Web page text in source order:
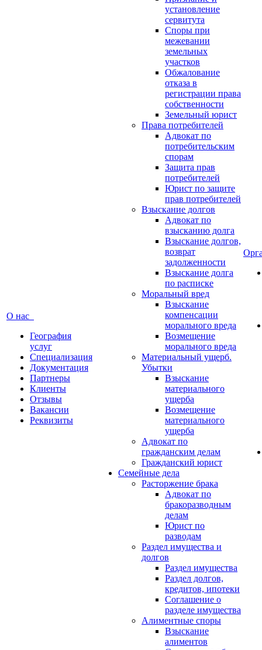
О нас
География
услуг
Специализация
Документация
Партнеры
Клиенты
Отзывы
Вакансии
Реквизиты
установление
сервитута
Споры при
межевании
земельных
участков
Обжалование
отказа в
регистрации права
собственности
Земельный юрист
Права потребителей
Адвокат по
потребительским
спорам
Защита прав
потребителей
Юрист по защите
прав потребителей
Взыскание долгов
Адвокат по
взысканию долга
Взыскание долгов,
возврат
задолженности
Взыскание долга
по расписке
Моральный вред
Взыскание
компенсации
морального вреда
Возмещение
морального вреда
Материальный ущерб.
Убытки
Взыскание
материального
ущерба
Возмещение
материального
ущерба
Адвокат по
гражданским делам
Гражданский юрист
Семейные дела
Расторжение брака
Адвокат по
бракоразводным
делам
Юрист по
разводам
Раздел имущества и
долгов
Раздел имущества
Раздел долгов,
кредитов, ипотеки
Соглашение о
разделе имущества
Алиментные споры
Взыскание
алиментов